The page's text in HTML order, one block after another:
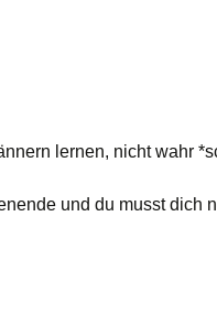
lernen, nicht wahr
und du musst dich